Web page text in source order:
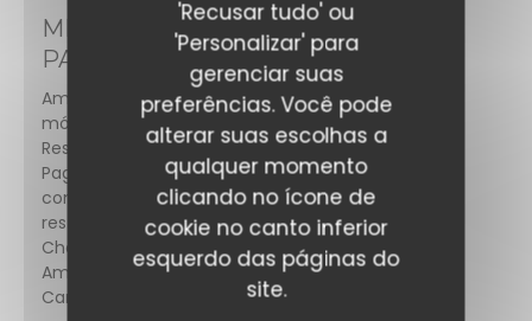
'Recusar tudo' ou
'Personalizar' para
gerenciar suas
preferências. Você pode
alterar suas escolhas a
qualquer momento
clicando no ícone de
cookie no canto inferior
esquerdo das páginas do
site.
MÉTODOS DE
PAGAMENTO
Amex, Pagamento
móvel, Ticket
Restaurante,
Pagamento sem
contato, Títulos de
restaurante, Dinheiro,
Cheques de férias,
American Express,
Cartão Azul